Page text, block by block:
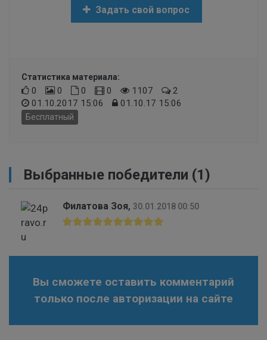
Задать свой вопрос
Статистика материала:
0 0 0 0 1107
2
01.10.2017 15:06
01.10.17 15:06
Бесплатный
Выбранные победители (1)
Филатова Зоя, 30.01.2018 00:50
Вы сможете оставить комментарий
только после авторизации на сайте